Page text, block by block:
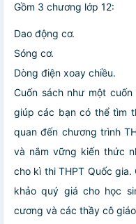
Gồm 3 chương lớp 12:
Dao động cơ.
Sóng cơ.
Dòng điện xoay chiều.
Cuốn sách như một
giúp các bạn có thể tìm
quan đến chương trình
và nắm vững kiến thức
cho kì thi THPT Quốc
khảo quý giá cho học
cương và các thầy cô